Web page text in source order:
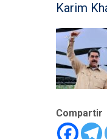
Karim
Compartir